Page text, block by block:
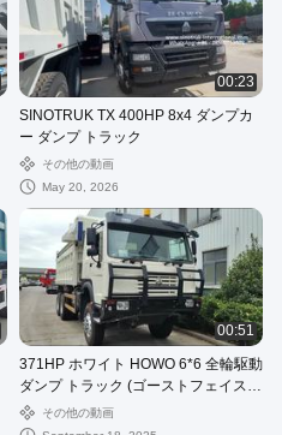
00:23
SINOTRUK TX 400HP 8x4 ダンプカ
ー ダンプ トラック
その他の動画
May 20, 2026
00:51
371HP ホワイト HOWO 6*6 全輪駆動
ダンプ トラック (ゴーストフェイス
キャブ付き)
その他の動画